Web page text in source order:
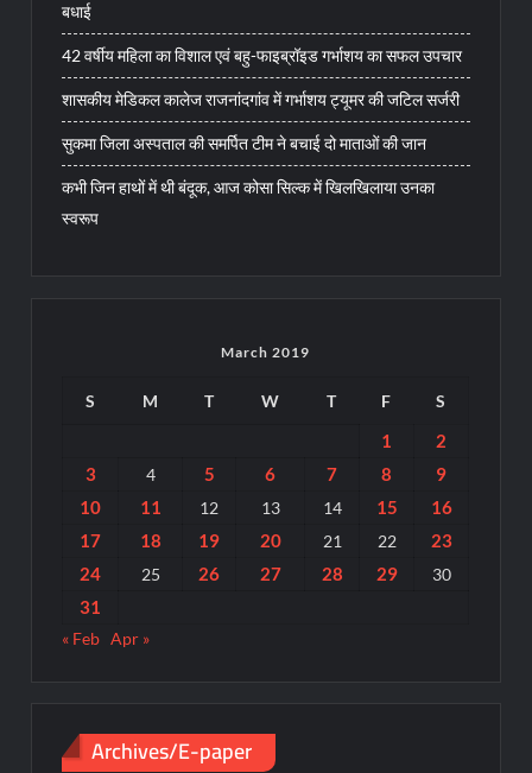
बधाई
42 वर्षीय महिला का विशाल एवं बहु-फाइब्रॉइड गर्भाशय का सफल उपचार
शासकीय मेडिकल कालेज राजनांदगांव में गर्भाशय ट्यूमर की जटिल सर्जरी
सुकमा जिला अस्पताल की समर्पित टीम ने बचाई दो माताओं की जान
कभी जिन हाथों में थी बंदूक, आज कोसा सिल्क में खिलखिलाया उनका
स्वरूप
March 2019
S M T W T F S
1
2
3
4 5 6 7 8
9
10
11 12 13 14 15
16
17
18 19 20 21 22
23
24
25 26 27 28 29 30
31
« Feb Apr »
Archives/E-paper